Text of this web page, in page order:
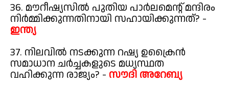
36. മൗറീഷ്യസിൽ പുതിയ പാർലമെന്റ് മന്ദിരം
നിർമ്മിക്കുന്നതിനായി സഹായിക്കുന്നത്? -
ഇന്ത്യ
37. നിലവിൽ നടക്കുന്ന റഷ്യ ഉക്രൈൻ
സമാധാന ചർച്ചകളുടെ മധ്യസ്ഥത
വഹിക്കുന്ന രാജ്യം? - സൗദി അറേബ്യ